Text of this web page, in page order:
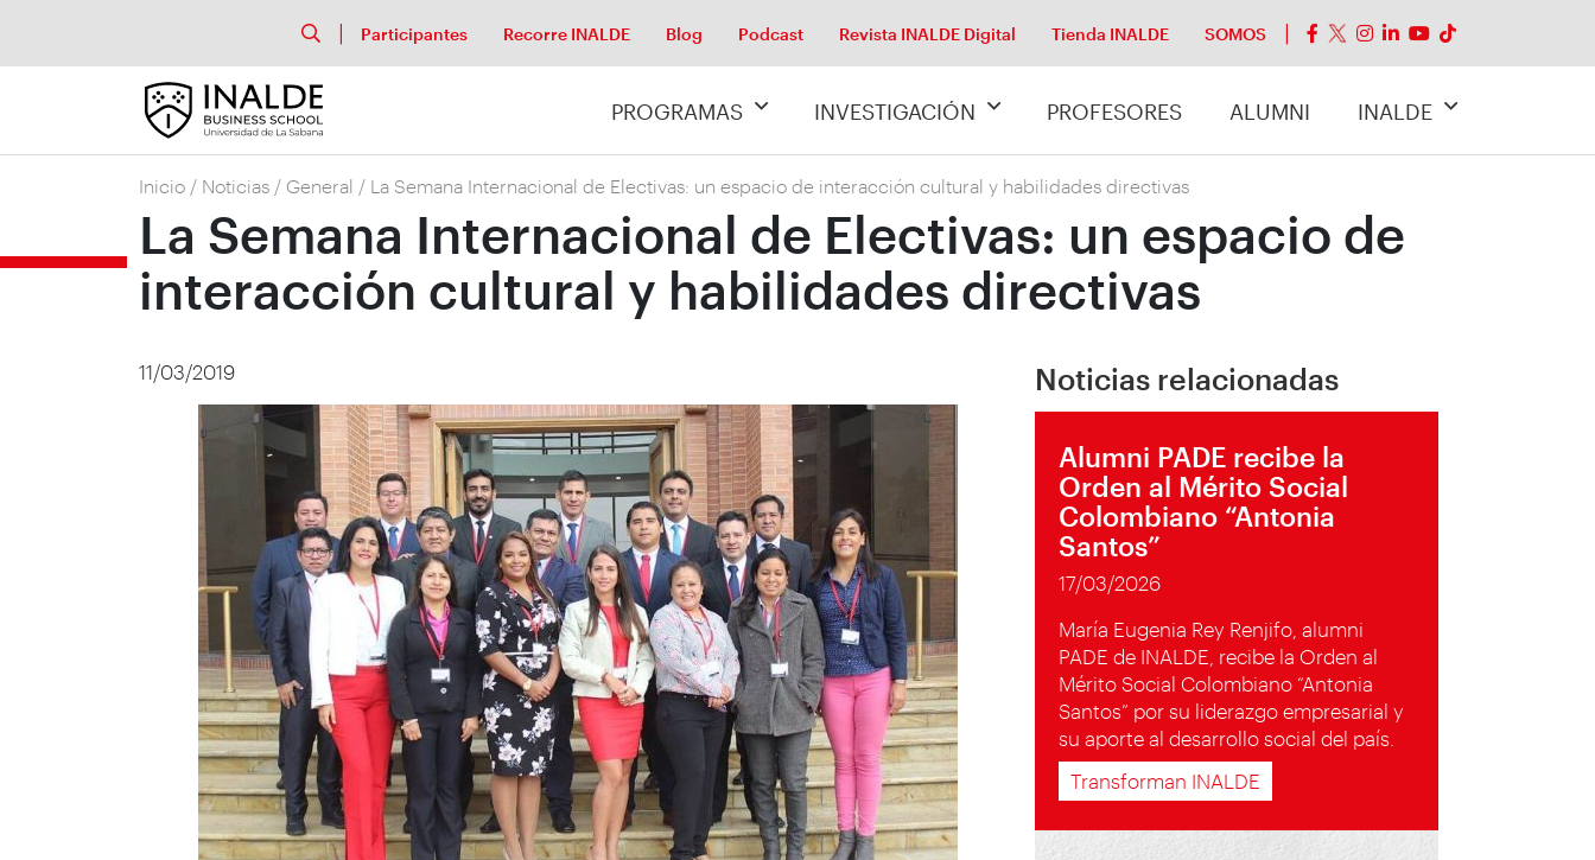
Participantes Recorre INALDE Blog Podcast Revista INALDE Digital Tienda INALDE SOMOS
PROGRAMAS INVESTIGACIÓN PROFESORES ALUMNI INALDE
Inicio / Noticias / General / La Semana Internacional de Electivas: un espacio de interacción cultural y habilidades directivas
La Semana Internacional de Electivas: un espacio de
interacción cultural y habilidades directivas
11/03/2019 Noticias relacionadas
Alumni PADE recibe la
Orden al Mérito Social
Colombiano “Antonia
Santos”
17/03/2026
María Eugenia Rey Renjifo, alumni
PADE de INALDE, recibe la Orden al
Mérito Social Colombiano “Antonia
Santos” por su liderazgo empresarial y
su aporte al desarrollo social del país.
Transforman INALDE